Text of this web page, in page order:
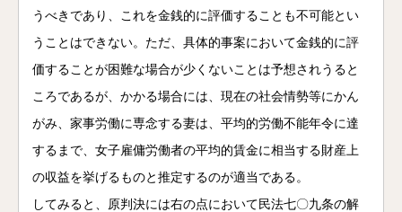
うべきであり、これを金銭的に評価することも不可能とい
うことはできない。ただ、具体的事案において金銭的に評
価することが困難な場合が少くないことは予想されうると
ころであるが、かかる場合には、現在の社会情勢等にかん
がみ、家事労働に専念する妻は、平均的労働不能年令に達
するまで、女子雇傭労働者の平均的賃金に相当する財産上
の収益を挙げるものと推定するのが適当である。
してみると、原判決には右の点において民法七〇九条の解